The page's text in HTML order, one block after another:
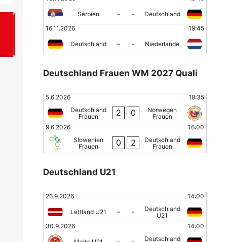
Serbien - -
Deutschland
16.11.2026
19:45
Deutschland - - Niederlande
Deutschland Frauen WM 2027 Quali
5.6.2026
18:35
Deutschland
Frauen
2 0
Norwegen
Frauen
9.6.2026
16:00
Slowenien
Frauen
0 2
Deutschland
Frauen
Deutschland U21
26.9.2026 14:00
Lettland U21 - -
Deutschland
U21
30.9.2026
14:00
Deutschland